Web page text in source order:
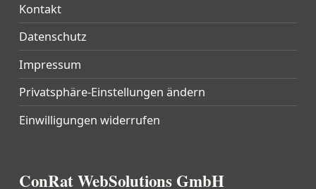
Kontakt
Datenschutz
Impressum
Privatsphäre-Einstellungen ändern
Einwilligungen widerrufen
ConRat WebSolutions GmbH